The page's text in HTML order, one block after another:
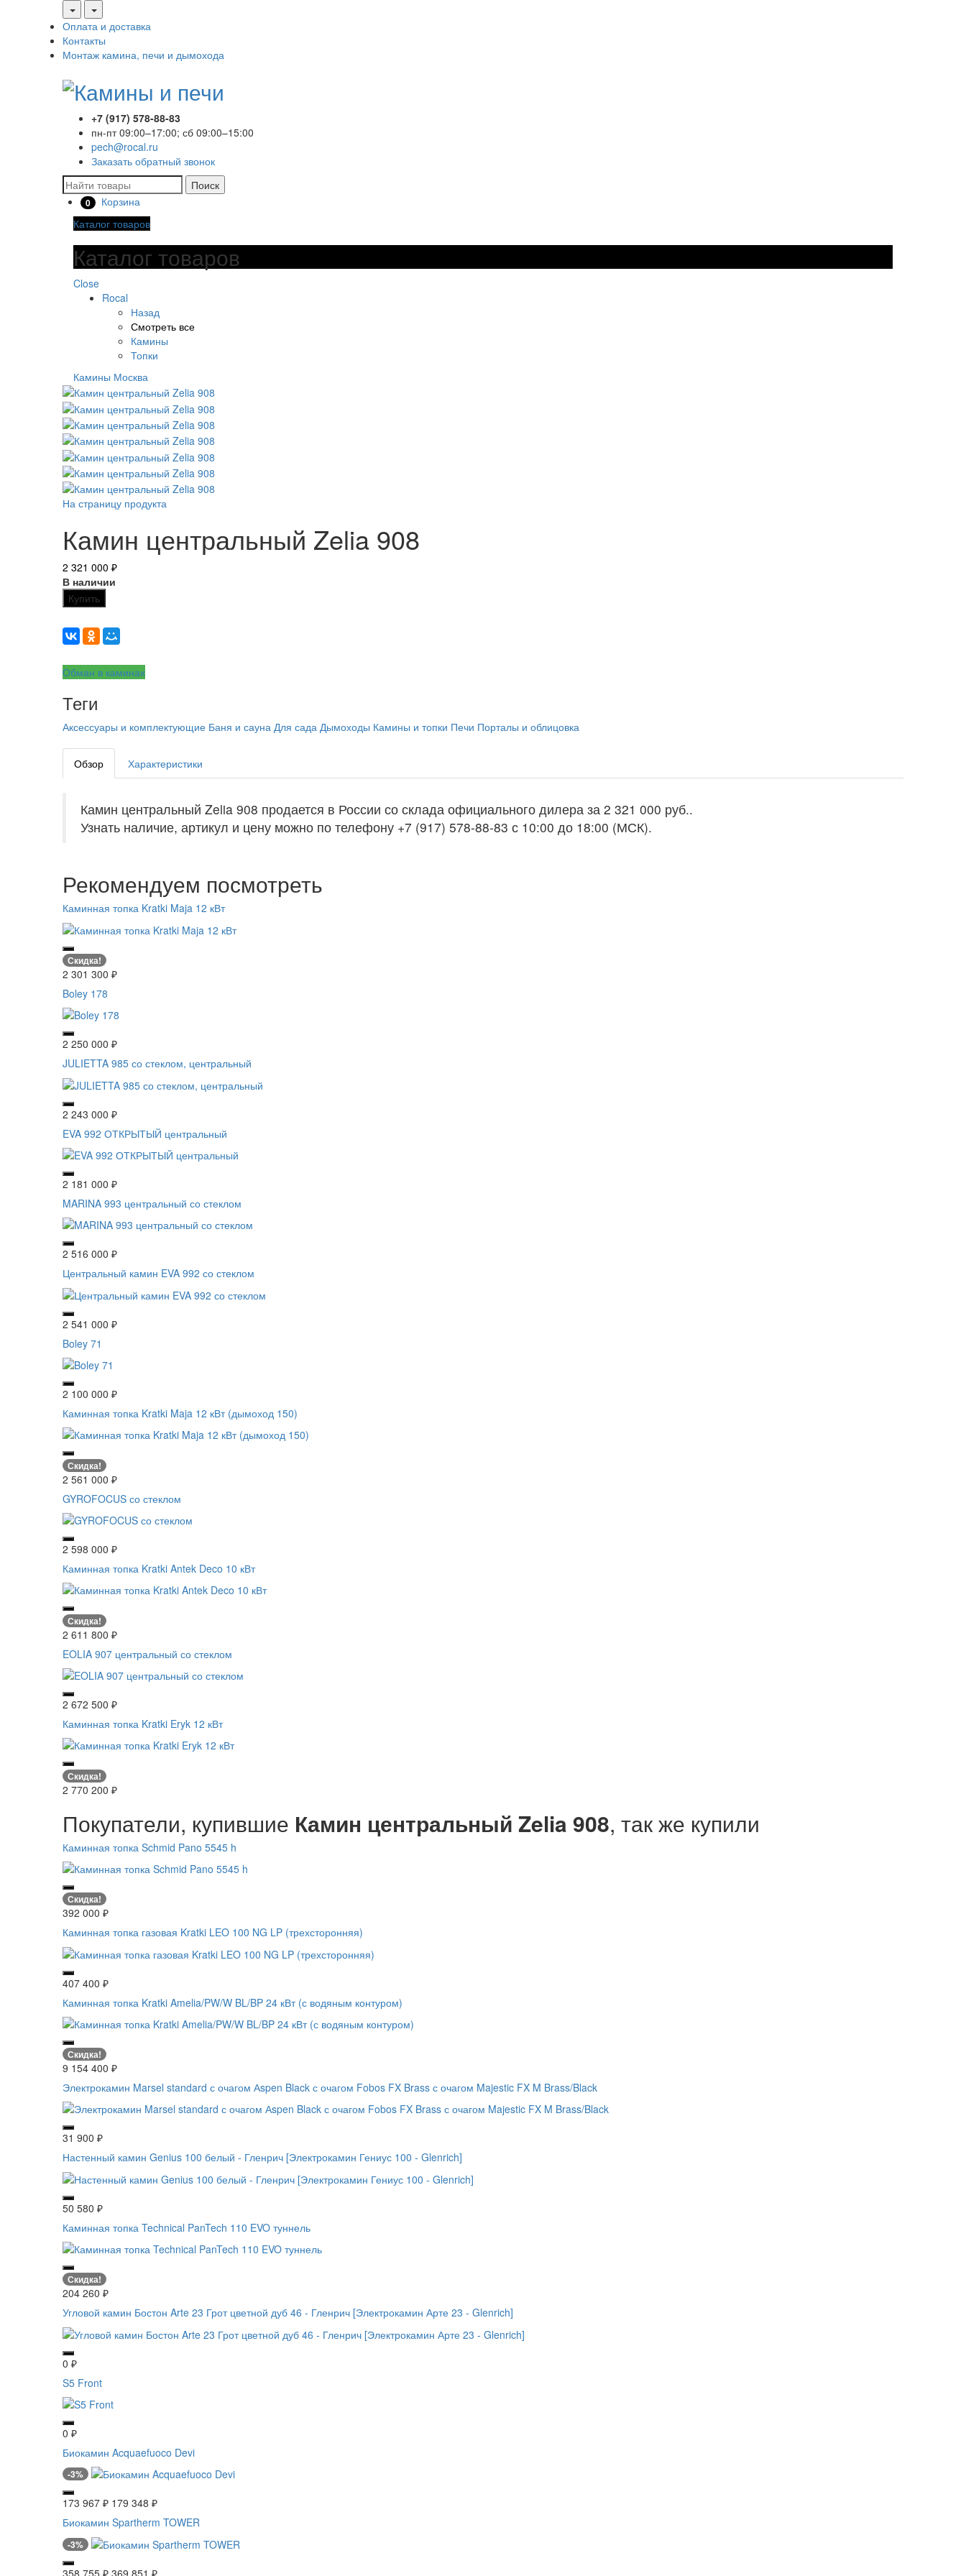
Оплата и доставка
Контакты
Монтаж камина, печи и дымохода
+7 (917) 578-88-83
пн-пт 09:00–17:00; сб 09:00–15:00
pech@rocal.ru
Заказать обратный звонок
Поиск
0
Корзина
Каталог товаров
Каталог товаров
Close
Rocal
Назад
Смотреть все
Камины
Топки
Камины Москва
На страницу продукта
Камин центральный Zelia 908
2 321 000 ₽
В наличии
Купить
Обман в каминах
Теги
Аксессуары и комплектующие Баня и сауна Для сада Дымоходы Камины и топки Печи Порталы и облицовка
Обзор Характеристики
Камин центральный Zelia 908 продается в России со склада официального дилера за 2 321 000 руб..
Узнать наличие, артикул и цену можно по телефону +7 (917) 578-88-83 с 10:00 до 18:00 (МСК).
Рекомендуем посмотреть
Каминная топка Kratki Maja 12 кВт
Скидка!
2 301 300 ₽
Boley 178
2 250 000 ₽
JULIETTA 985 со стеклом, центральный
2 243 000 ₽
EVA 992 ОТКРЫТЫЙ центральный
2 181 000 ₽
MARINA 993 центральный со стеклом
2 516 000 ₽
Центральный камин EVA 992 со стеклом
2 541 000 ₽
Boley 71
2 100 000 ₽
Каминная топка Kratki Maja 12 кВт (дымоход 150)
Скидка!
2 561 000 ₽
GYROFOCUS со стеклом
2 598 000 ₽
Каминная топка Kratki Antek Deco 10 кВт
Скидка!
2 611 800 ₽
EOLIA 907 центральный со стеклом
2 672 500 ₽
Каминная топка Kratki Eryk 12 кВт
Скидка!
2 770 200 ₽
Покупатели, купившие Камин центральный Zelia 908, так же купили
Каминная топка Schmid Pano 5545 h
Скидка!
392 000 ₽
Каминная топка газовая Kratki LEO 100 NG LP (трехсторонняя)
407 400 ₽
Каминная топка Kratki Amelia/PW/W BL/BP 24 кВт (с водяным контуром)
Скидка!
9 154 400 ₽
Электрокамин Marsel standard с очагом Аspen Black с очагом Fobos FX Brass с очагом Majestic FX M Brass/Black
31 900 ₽
Настенный камин Genius 100 белый - Гленрич [Электрокамин Гениус 100 - Glenrich]
50 580 ₽
Каминная топка Technical PanTech 110 EVO туннель
Скидка!
204 260 ₽
Угловой камин Бостон Arte 23 Грот цветной дуб 46 - Гленрич [Электрокамин Арте 23 - Glenrich]
0 ₽
S5 Front
0 ₽
Биокамин Acquaefuoco Devi
-3%
173 967 ₽ 179 348 ₽
Биокамин Spartherm TOWER
-3%
358 755 ₽ 369 851 ₽